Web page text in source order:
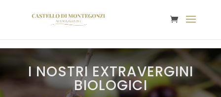
I NOSTRI EXTRAVERGINI
BIOLOGICI